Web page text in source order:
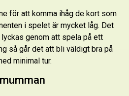
för att komma ihåg de kort som
i spelet är mycket låg. Det
genom att spela på ett
så går det att bli väldigt bra på
minimal tur.